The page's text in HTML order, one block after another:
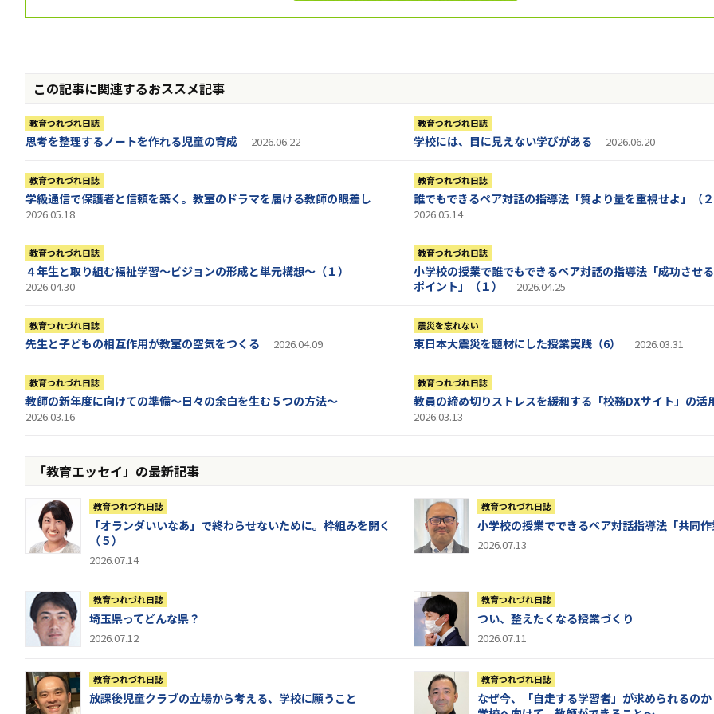
この記事に関連するおススメ記事
教育つれづれ日誌
思考を整理するノートを作れる児童の育成 2026.06.22
教育つれづれ日誌
学校には、目に見えない学びがある 2026.06.20
教育つれづれ日誌
学級通信で保護者と信頼を築く。教室のドラマを届ける教師の眼差し
2026.05.18
教育つれづれ日誌
誰でもできるペア対話の指導法「質より量を重視せよ」（２
2026.05.14
教育つれづれ日誌
４年生と取り組む福祉学習～ビジョンの形成と単元構想～（１）
2026.04.30
教育つれづれ日誌
小学校の授業で誰でもできるペア対話の指導法「成功させ
ポイント」（１）
2026.04.25
教育つれづれ日誌
先生と子どもの相互作用が教室の空気をつくる 2026.04.09
震災を忘れない
東日本大震災を題材にした授業実践（6） 2026.03.31
教育つれづれ日誌
教師の新年度に向けての準備〜日々の余白を生む５つの方法〜
2026.03.16
教育つれづれ日誌
教員の締め切りストレスを緩和する「校務DXサイト」の活
2026.03.13
「教育エッセイ」の最新記事
教育つれづれ日誌
「オランダいいなあ」で終わらせないために。枠組みを開く
（５）
2026.07.14
教育つれづれ日誌
小学校の授業でできるペア対話指導法「共同作
2026.07.13
教育つれづれ日誌
埼玉県ってどんな県？
2026.07.12
教育つれづれ日誌
つい、整えたくなる授業づくり
2026.07.11
教育つれづれ日誌
放課後児童クラブの立場から考える、学校に願うこと
教育つれづれ日誌
なぜ今、「自走する学習者」が求められるの